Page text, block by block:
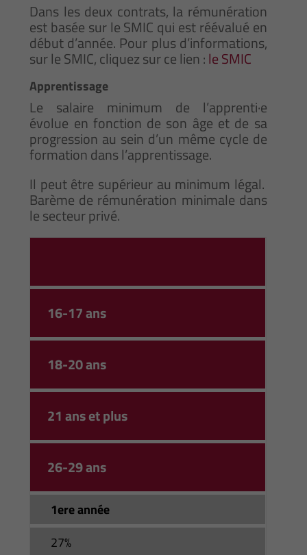
Dans les deux contrats, la rémunération
est basée sur le SMIC qui est réévalué en
début d’année. Pour plus d’informations,
sur le SMIC, cliquez sur ce lien :le SMIC
Apprentissage
Le salaire minimum de l’apprenti·e
évolue en fonction de son âge et de sa
progression au sein d’un même cycle de
formation dans l’apprentissage.
Il peut être supérieur au minimum légal.
Barème de rémunération minimale dans
le secteur privé.
16-17 ans
18-20 ans
21 ans et plus
26-29 ans
1ere année
27%